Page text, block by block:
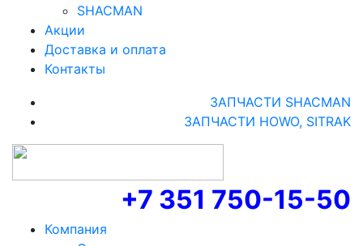
SHACMAN
Акции
Доставка и оплата
Контакты
ЗАПЧАСТИ SHACMAN
ЗАПЧАСТИ HOWO, SITRAK
+7 351 750-15-50
Компания